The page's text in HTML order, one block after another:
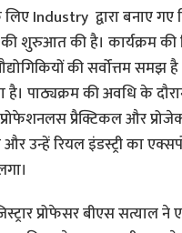
Industry द्वारा बनाए गए
शुरुआत की है। कार्यक्रम की
की सर्वोत्तम समझ है
पाठ्यक्रम की अवधि के
प्रैक्टिकल और
उन्हें रियल इंडस्ट्री का
प्रोफेसर बीएस सत्याल ने